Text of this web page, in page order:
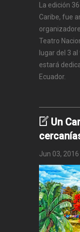
La edición
Caribe, fue
Teatro
lugar del 3
estará
Ecuador.
Un
Jun 03, 2016